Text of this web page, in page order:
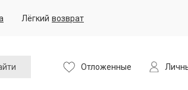
Лёгкий возврат
Отложенные